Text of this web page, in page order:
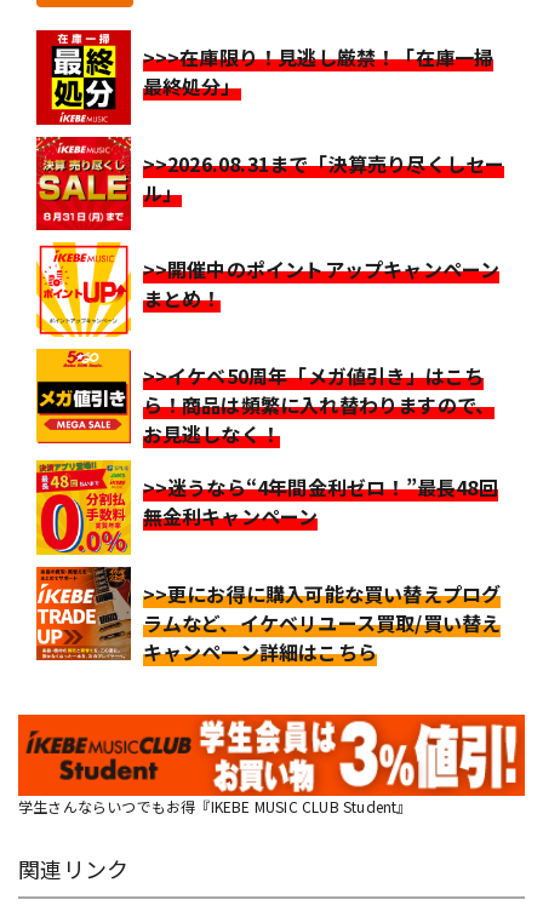
>>>在庫限り！見逃し厳禁！「在庫一掃
最終処分」
>>2026.08.31まで「決算売り尽くしセー
ル」
>>開催中のポイントアップキャンペーン
まとめ！
>>イケベ50周年「メガ値引き」はこち
ら！商品は頻繁に入れ替わりますので、
お見逃しなく！
>>迷うなら“4年間金利ゼロ！”最長48回
無金利キャンペーン
>>更にお得に購入可能な買い替えプログ
ラムなど、イケベリユース買取/買い替え
キャンペーン詳細はこちら
学生さんならいつでもお得『IKEBE MUSIC CLUB Student』
関連リンク